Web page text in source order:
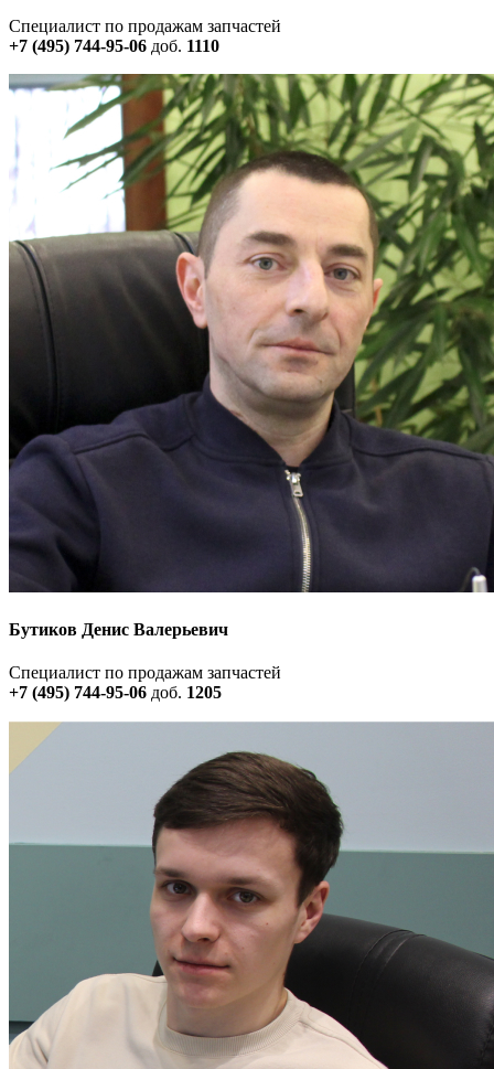
Специалист по продажам запчастей
+7 (495) 744-95-06 доб. 1110
Бутиков Денис Валерьевич
Специалист по продажам запчастей
+7 (495) 744-95-06 доб. 1205